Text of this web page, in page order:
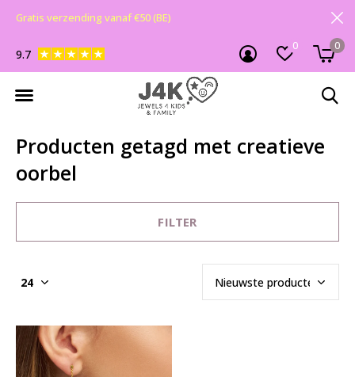
0 0
9.7
Gratis verzending vanaf €50 (BE)
Producten getagd met creatieve
oorbel
FILTER